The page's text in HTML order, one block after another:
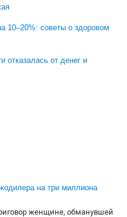
10–20%: советы о здоровом
отказалась от денег и
на три миллиона
женщине, обманувшей